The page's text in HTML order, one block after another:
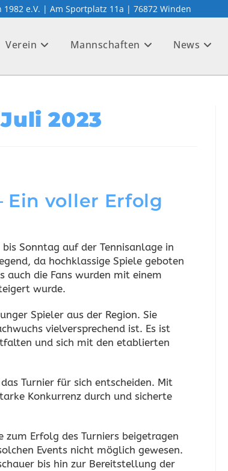
e.V. | Am Sportplatz 11a | 76872 Winden
Verein Mannschaften News
2023
voller Erfolg
Sonntag auf der Tennisanlage in
da hochklassige Spiele geboten
auch die Fans wurden mit einem
wurde.
Spieler aus der Region. Sie
vielversprechend ist. Es ist
und sich mit den etablierten
Turnier für sich entscheiden. Mit
Konkurrenz durch und sicherte
Erfolg des Turniers beigetragen
Events nicht möglich gewesen.
bis hin zur Bereitstellung der